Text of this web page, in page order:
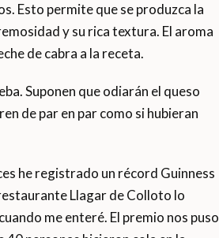
Esto permite que se produzca la
y su rica textura. El aroma
de cabra a la receta.
Suponen que odiarán el queso
de par en par como si hubieran
he registrado un récord Guinness
Llagar de Colloto lo
me enteré. El premio nos puso